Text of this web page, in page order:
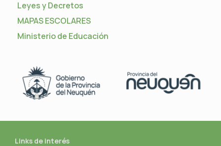
Leyes y Decretos
MAPAS ESCOLARES
Ministerio de Educación
Links de interés